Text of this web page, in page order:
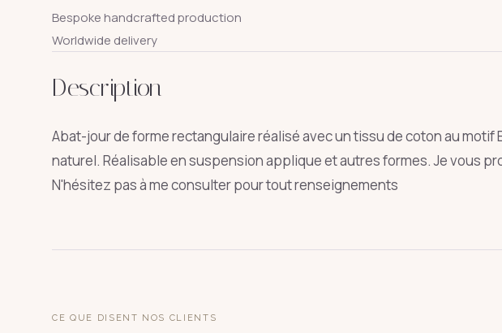
Bespoke handcrafted production
Worldwide delivery
Description
Abat-jour de forme rectangulaire réalisé avec un tissu de coton au
naturel. Réalisable en suspension applique et autres formes. Je vous
N'hésitez pas à me consulter pour tout renseignements
CE QUE DISENT NOS CLIENTS